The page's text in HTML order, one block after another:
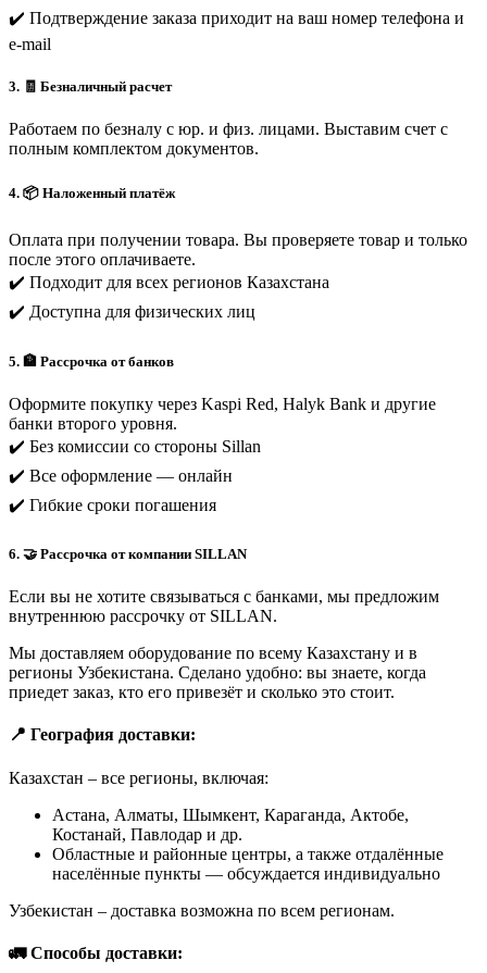
✔️ Подтверждение заказа приходит на ваш номер телефона и
e-mail
3. 🧾 Безналичный расчет
Работаем по безналу с юр. и физ. лицами. Выставим счет с
полным комплектом документов.
4. 📦 Наложенный платёж
Оплата при получении товара. Вы проверяете товар и только
после этого оплачиваете.
✔️ Подходит для всех регионов Казахстана
✔️ Доступна для физических лиц
5. 🏦 Рассрочка от банков
Оформите покупку через Kaspi Red, Halyk Bank и другие
банки второго уровня.
✔️ Без комиссии со стороны Sillan
✔️ Все оформление — онлайн
✔️ Гибкие сроки погашения
6. 🤝 Рассрочка от компании SILLAN
Если вы не хотите связываться с банками, мы предложим
внутреннюю рассрочку от SILLAN.
Мы доставляем оборудование по всему Казахстану и в
регионы Узбекистана. Сделано удобно: вы знаете, когда
приедет заказ, кто его привезёт и сколько это стоит.
📍 География доставки:
Казахстан – все регионы, включая:
Астана, Алматы, Шымкент, Караганда, Актобе,
Костанай, Павлодар и др.
Областные и районные центры, а также отдалённые
населённые пункты — обсуждается индивидуально
Узбекистан – доставка возможна по всем регионам.
🚛 Способы доставки: